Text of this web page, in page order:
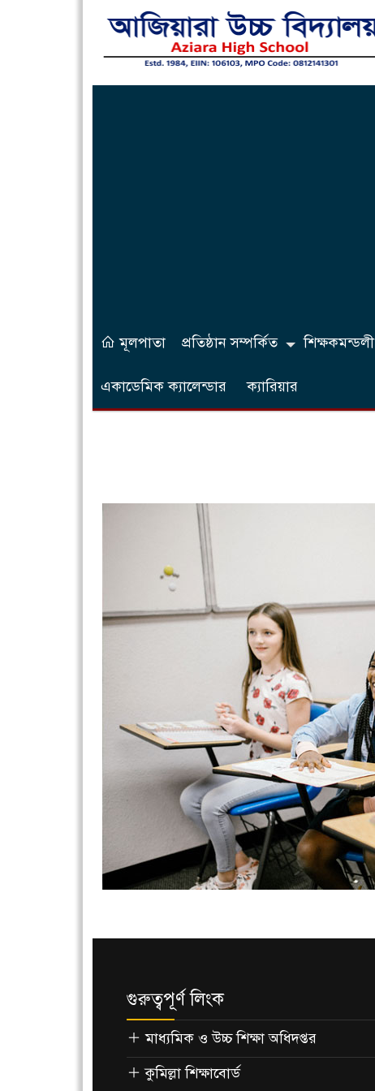
মূলপাতা প্রতিষ্ঠান সম্পর্কিত শিক্ষকমন্ডলী
একাডেমিক ক্যালেন্ডার ক্যারিয়ার
গুরুত্বপূর্ণ লিংক
মাধ্যমিক ও উচ্চ শিক্ষা অধিদপ্তর
কুমিল্লা শিক্ষাবোর্ড